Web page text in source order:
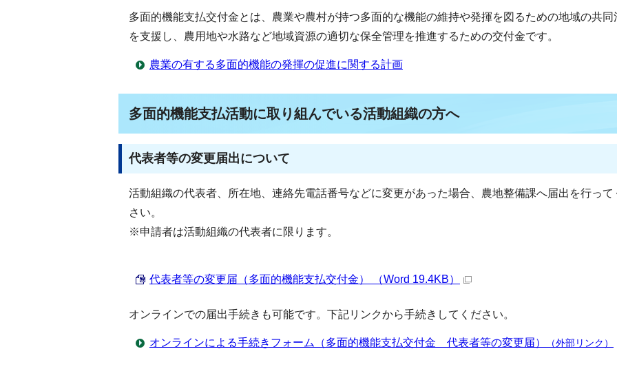
多面的機能支払交付金とは、農業や農村が持つ多面的な機能の維持や発揮を図るための地域の共同
を支援し、農用地や水路など地域資源の適切な保全管理を推進するための交付金です。
農業の有する多面的機能の発揮の促進に関する計画
多面的機能支払活動に取り組んでいる活動組織の方へ
代表者等の変更届出について
活動組織の代表者、所在地、連絡先電話番号などに変更があった場合、農地整備課へ届出を行って
さい。
※申請者は活動組織の代表者に限ります。
代表者等の変更届（多面的機能支払交付金） （Word 19.4KB）
オンラインでの届出手続きも可能です。下記リンクから手続きしてください。
オンラインによる手続きフォーム（多面的機能支払交付金 代表者等の変更届） （外部リンク）